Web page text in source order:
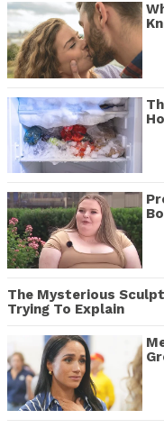
The Mysterious
Trying To Explain